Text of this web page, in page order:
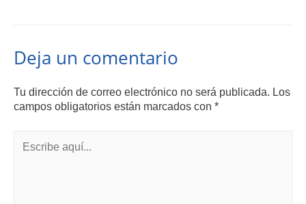
Deja un comentario
Tu dirección de correo electrónico no será publicada. Los
campos obligatorios están marcados con *